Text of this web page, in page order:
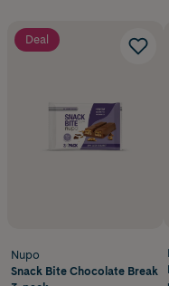
Deal
Nupo
Snack Bite Chocolate Break